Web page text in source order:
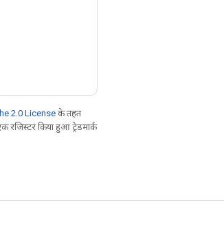
2.0 Licenseके तहत
किया हुआ ट्रेडमार्क